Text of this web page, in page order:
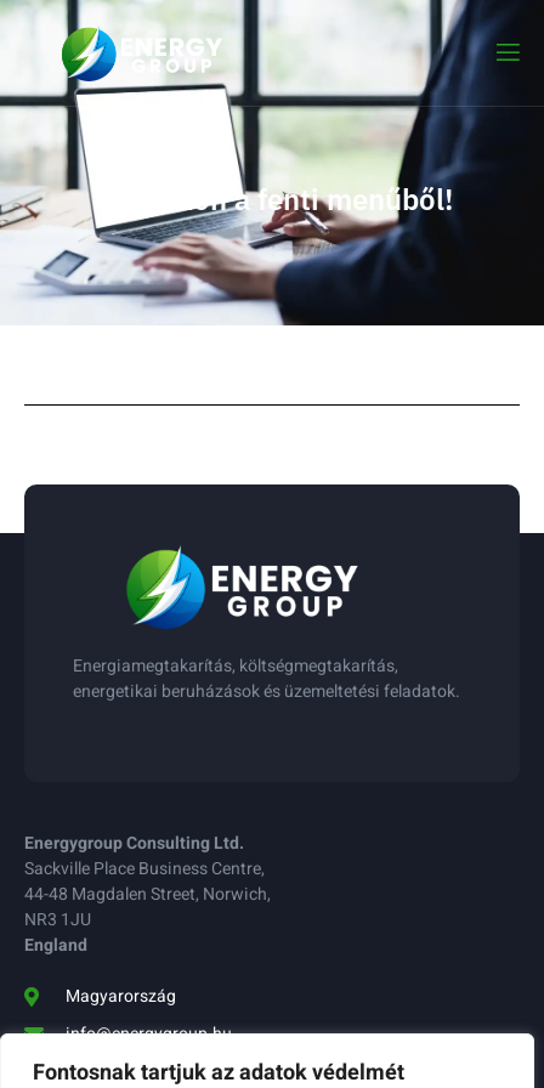
Fontosnak tartjuk az adatok védelmét
Válasszon a fenti menűből!
Energiamegtakarítás, költségmegtakarítás,
energetikai beruházások és üzemeltetési feladatok.
Energygroup Consulting Ltd.
Sackville Place Business Centre,
44-48 Magdalen Street, Norwich,
NR3 1JU
England
Magyarország
info@energygroup.hu
(0620) 2620239